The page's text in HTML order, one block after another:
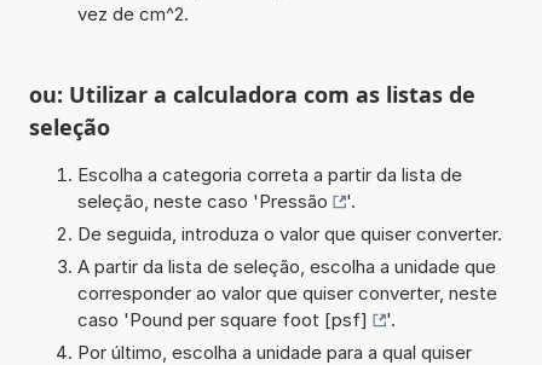
vez de cm^2.
ou: Utilizar a calculadora com as listas de
seleção
Escolha a categoria correta a partir da lista de
seleção, neste caso 'Pressão
'.
De seguida, introduza o valor que quiser converter.
A partir da lista de seleção, escolha a unidade que
corresponder ao valor que quiser converter, neste
caso 'Pound per square foot [psf]
'.
Por último, escolha a unidade para a qual quiser